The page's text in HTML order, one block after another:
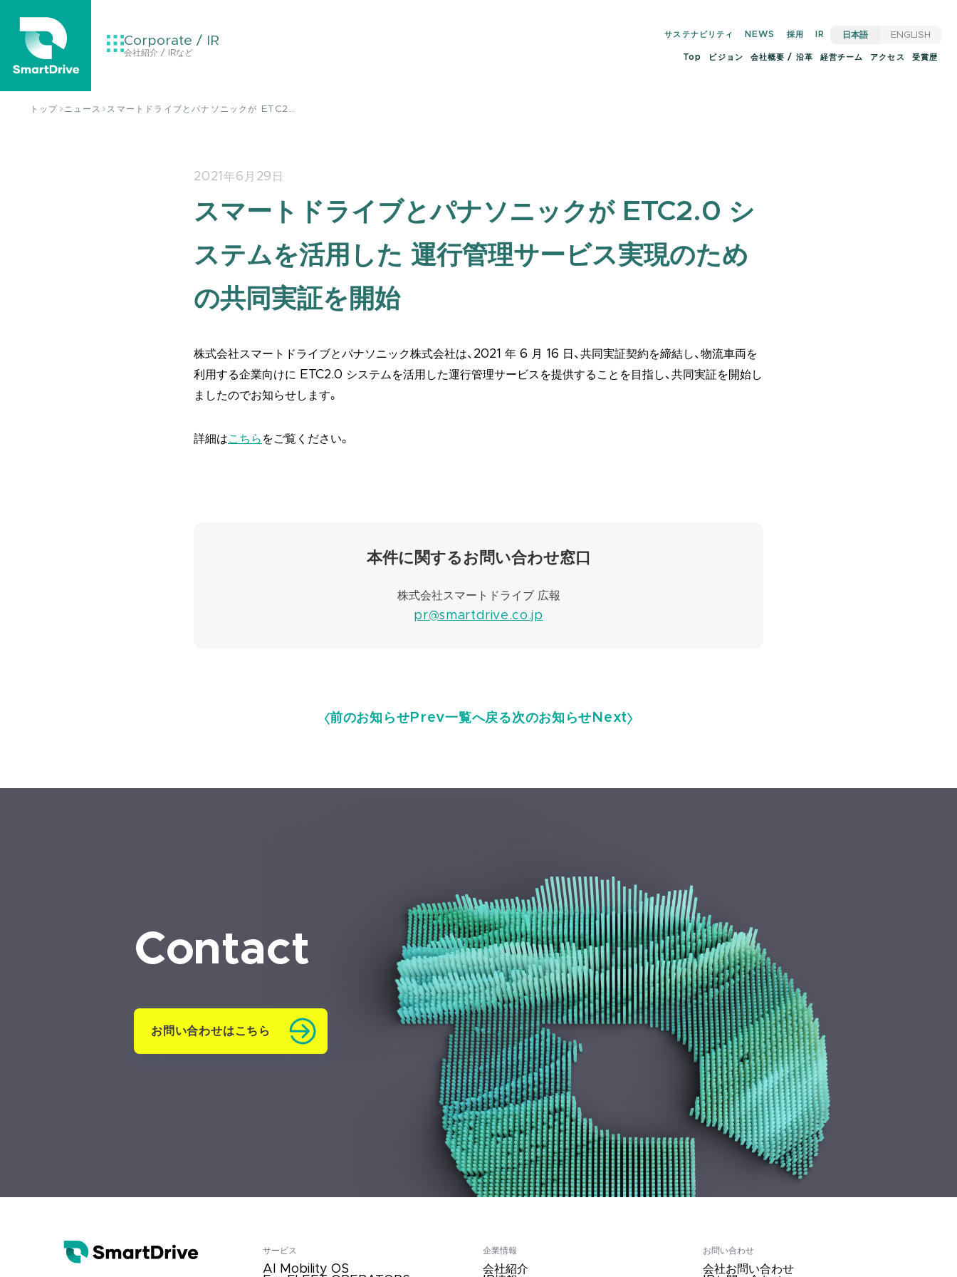
Corporate / IR
会社紹介 / IRなど
サステナビリティ NEWS 採用 IR 日本語 ENGLISH
Top ビジョン 会社概要 / 沿革 経営チーム アクセス 受賞歴
トップ ニュース スマートドライブとパナソニックが ETC2…
2021年6月29日
スマートドライブとパナソニックが ETC2.0 シ
ステムを活用した 運行管理サービス実現のため
の共同実証を開始
株式会社スマートドライブとパナソニック株式会社は、2021 年 6 月 16 日、共同実証契約を締結し、物流車両を
利用する企業向けに ETC2.0 システムを活用した運行管理サービスを提供することを目指し、共同実証を開始し
ましたのでお知らせします。
詳細はこちら をご覧ください。
本件に関するお問い合わせ窓口
株式会社スマートドライブ 広報
pr@smartdrive.co.jp
前のお知らせ Prev 次のお知らせ Next
一覧へ戻る
Contact
お問い合わせはこちら
サービス
AI Mobility OS
企業情報
会社紹介
お問い合わせ
会社お問い合わせ